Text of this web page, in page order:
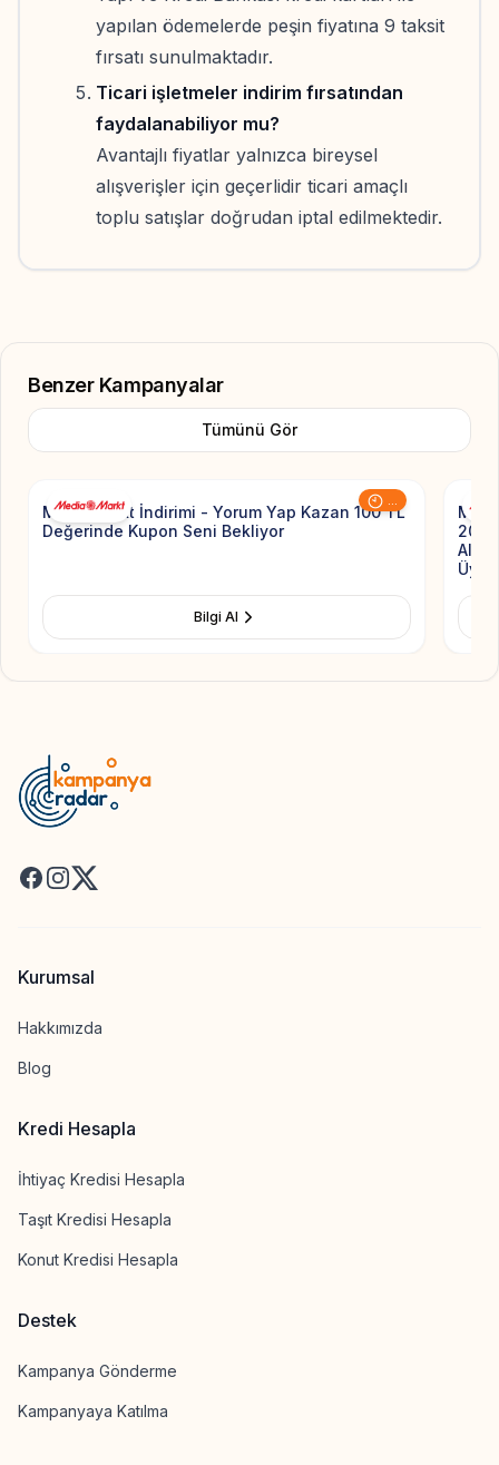
yapılan ödemelerde peşin fiyatına 9 taksit
fırsatı sunulmaktadır.
Ticari işletmeler indirim fırsatından
faydalanabiliyor mu?
Avantajlı fiyatlar yalnızca bireysel
alışverişler için geçerlidir ticari amaçlı
toplu satışlar doğrudan iptal edilmektedir.
Benzer Kampanyalar
Tümünü Gör
Add to
Mediamarkt İndirimi - Yorum Yap Kazan 100 TL
Değerinde Kupon Seni Bekliyor
Bilgi Al
Facebook
Instagram
X
Kurumsal
Hakkımızda
Blog
Kredi Hesapla
İhtiyaç Kredisi Hesapla
Taşıt Kredisi Hesapla
Konut Kredisi Hesapla
Destek
Kampanya Gönderme
Kampanyaya Katılma